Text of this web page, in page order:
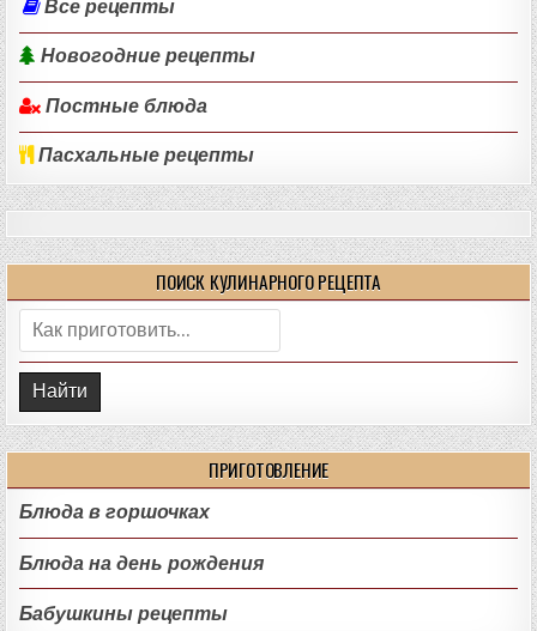
Все рецепты
Новогодние рецепты
Постные блюда
Пасхальные рецепты
ПОИСК КУЛИНАРНОГО РЕЦЕПТА
Поиск:
ПРИГОТОВЛЕНИЕ
Блюда в горшочках
Блюда на день рождения
Бабушкины рецепты